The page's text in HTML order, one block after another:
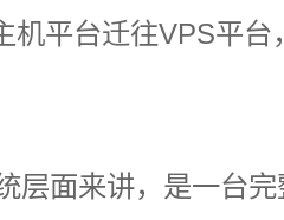
机平台迁往VPS平
面来讲，是一台完